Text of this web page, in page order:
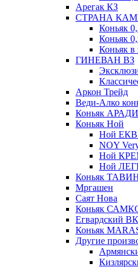
Арегак КЗ
СТРАНА
Коньяк
Коньяк
Коньяк в
ГИНЕВАН ВЗ
Аркон Трейд
Веди-Алко
Коньяк
Коньяк Ной
Ной
NOY
Ной
Ной
Коньяк
Мргашен
Саят Нова
Коньяк
Егвардский
Коньяк
Другие